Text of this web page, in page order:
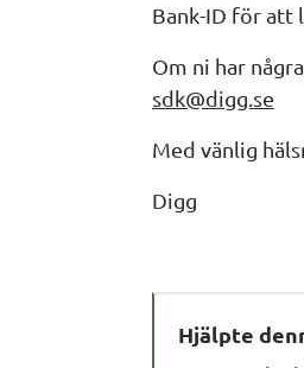
Bank-ID för att
sdk@digg.se
Med vänlig
Digg
Hjälpte